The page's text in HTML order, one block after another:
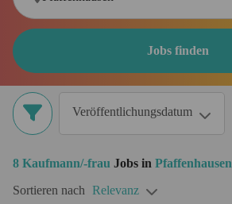
Jobs finden
Veröffentlichungsdatum
8 Kaufmann/-frau Jobs in Pfaffenhausen
Sortieren nach Relevanz